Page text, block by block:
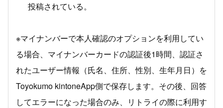
投稿されている。
※マイナンバーで本人確認のオプションを利用してい
る場合、マイナンバーカードの認証後1時間、認証さ
れたユーザー情報（氏名、住所、性別、生年月日）を
Toyokumo kintoneApp側で保存します。その後、回答
してエラーになった場合のみ、リトライの際に利用す